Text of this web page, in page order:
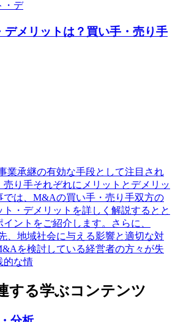
・デ
メリットは？買い手・売り手
業承継の有効な手段として注目され
り手それぞれにメリットとデメリッ
では、M&Aの買い手・売り手双方の
・デメリットを詳しく解説するとと
ントをご紹介します。さらに、
、地域社会に与える影響と適切な対
を検討している経営者の方々が失
的な情
する学ぶコンテンツ